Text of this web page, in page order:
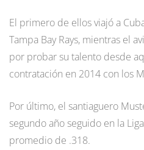
El primero de ellos viajó a
Tampa Bay Rays, mientras el
por probar su talento desde
contratación en 2014 con los
Por último, el santiaguero
segundo año seguido en la
promedio de .318.